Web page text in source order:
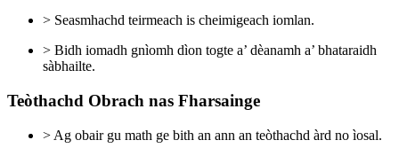
> Seasmhachd teirmeach is cheimigeach iomlan.
> Bidh iomadh gnìomh dìon togte a’ dèanamh a’ bhataraidh
sàbhailte.
Teòthachd Obrach nas Fharsainge
> Ag obair gu math ge bith an ann an teòthachd àrd no ìosal.